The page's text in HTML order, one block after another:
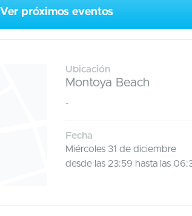
Ver próximos eventos
Ubicación
Montoya Beach
-
Fecha
Miércoles 31 de diciembre
desde las 23:59 hasta las